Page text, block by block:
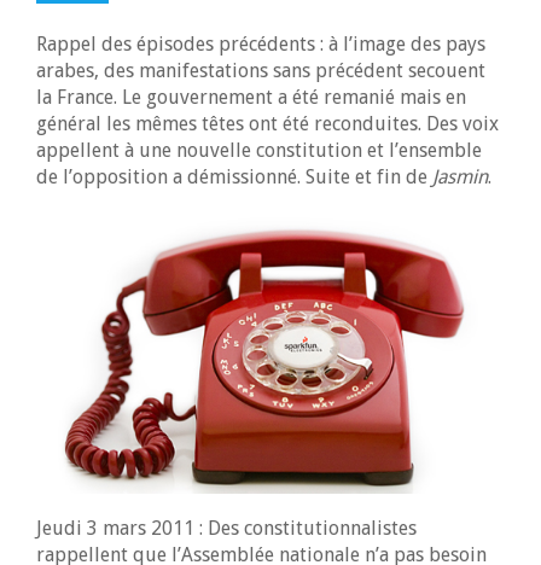
Rappel des épisodes précédents : à l’image des pays
arabes, des manifestations sans précédent secouent
la France. Le gouvernement a été remanié mais en
général les mêmes têtes ont été reconduites. Des voix
appellent à une nouvelle constitution et l’ensemble
de l’opposition a démissionné. Suite et fin de Jasmin.
Jeudi 3 mars 2011 : Des constitutionnalistes
rappellent que l’Assemblée nationale n’a pas besoin